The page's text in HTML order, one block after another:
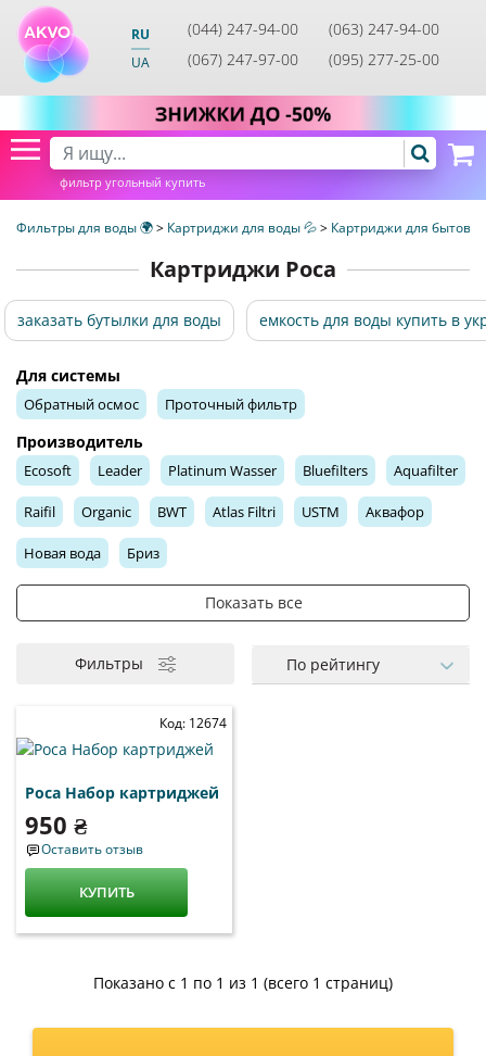
RU
UA
(044) 247-94-00
(063) 247-94-00
(067) 247-97-00
(095) 277-25-00
фильтр угольный купить
Фильтры для воды 🌍> Картриджи для воды 💦> Картриджи для
Картриджи Роса
заказать бутылки для воды емкость для воды купить в
Для системы
Обратный осмос Проточный фильтр
Производитель
Ecosoft Leader Platinum Wasser Bluefilters Aquafilter
Raifil Organic BWT Atlas Filtri USTM Аквафор
Новая вода Бриз
Постфильтр Минерализатор Минерализатор Ecosoft
Угольный картридж Аквафор
Комплект для осмоса Комплект для тройного фильтра
Комплект Ecosoft Комплект Aquafilter Комплект Raifil
Показать все
Фильтры По рейтингу
Код: 12674
Роса Набор картриджей
950 ₴
Оставить отзыв
КУПИТЬ
Показано с 1 по 1 из 1 (всего 1 страниц)